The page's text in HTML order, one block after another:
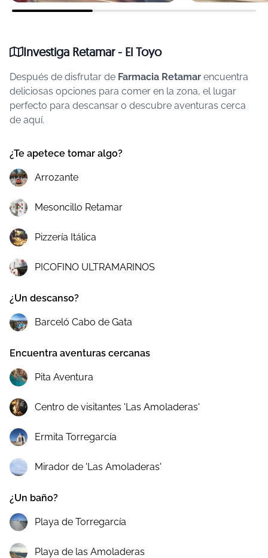
Investiga Retamar - El Toyo
Después de disfrutar de Farmacia Retamar encuentra
deliciosas opciones para comer en la zona, el lugar
perfecto para descansar o descubre aventuras cerca
de aquí.
¿Te apetece tomar algo?
Arrozante
Mesoncillo Retamar
Pizzería Itálica
PICOFINO ULTRAMARINOS
¿Un descanso?
Barceló Cabo de Gata
Encuentra aventuras cercanas
Pita Aventura
Centro de visitantes 'Las Amoladeras'
Ermita Torregarcía
Mirador de 'Las Amoladeras'
¿Un baño?
Playa de Torregarcía
Playa de las Amoladeras